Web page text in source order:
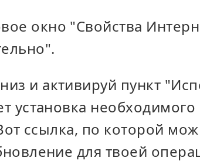
окно "Свойства
и активируй пункт
установка
ссылка, по которой
для твоей